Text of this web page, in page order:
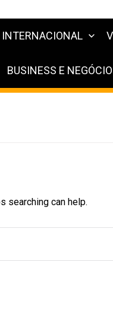
INTERNACIONAL
BUSINESS E
searching can help.